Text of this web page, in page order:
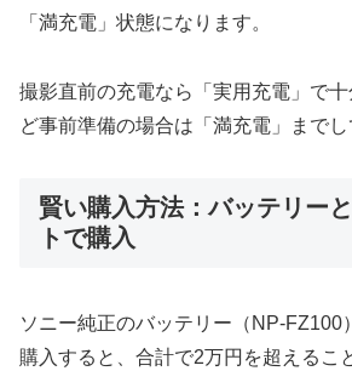
「満充電」状態になります。
撮影直前の充電なら「実用充電」で
ど事前準備の場合は「満充電」までし
賢い購入方法：バッテリー
トで購入
ソニー純正のバッテリー（NP-FZ100
購入すると、合計で2万円を超えるこ